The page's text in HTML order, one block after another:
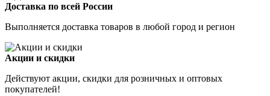
Доставка по всей России
Выполняется доставка товаров в любой город и регион
Акции и скидки
Действуют акции, скидки для розничных и оптовых
покупателей!